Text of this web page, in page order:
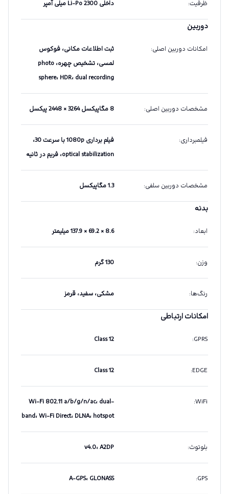
ظرفیت: داخلی Li-Po 2300 میلی آمپر
دوربین
امکانات دوربین اصلی:
ثبت اطلاعات مکانی، فوکوس
لمسی، تشخیص چهره، photo
sphere، HDR، dual recording
مشخصات دوربین اصلی: 8 مگاپیکسل 3264 × 2448 پیکسل
فیلمبرداری:
فیلم برداری 1080p با سرعت 30،
optical stabilization، فریم در ثانیه
مشخصات دوربین سلفی: 1.3 مگاپیکسل
بدنه
ابعاد: 8.6 × 69.2 × 137.9 میلیمتر
وزن: 130 گرم
رنگ‌ها: مشکی، سفید، قرمز
امکانات ارتباطی
GPRS
:
Class 12
EDGE
:
Class 12
WiFi
:
Wi-Fi 802.11 a/b/g/n/ac، dual-
band، Wi-Fi Direct، DLNA، hotspot
بلوتوث: v4.0، A2DP
GPS
: A-GPS، GLONASS